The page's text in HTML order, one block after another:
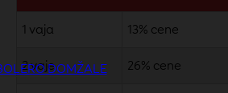
DOMŽALE
1 vaja 13% cene
2 vaje 26% cene